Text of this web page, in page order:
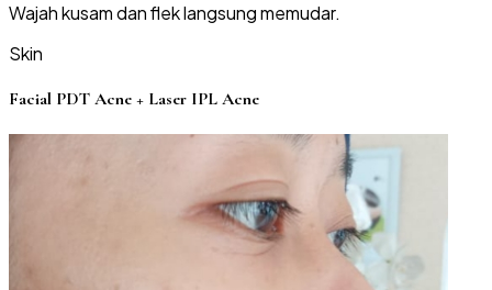
Wajah kusam dan flek langsung memudar.
Skin
Facial PDT Acne + Laser IPL Acne